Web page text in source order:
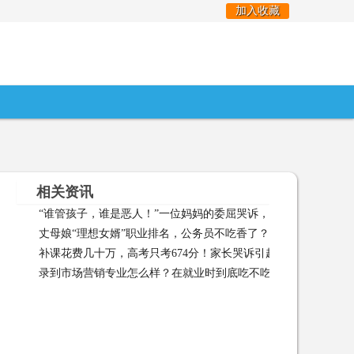
加入收藏
相关资讯
“谁管孩子，谁是恶人！”一位妈妈的委屈哭诉，背后的真相扎心
2024-02-02 03:23:30
丈母娘“理想女婿”职业排名，公务员不吃香了？榜首变香饽饽
12:21:20
补课花费几十万，高考只考674分！家长哭诉引起网友热议
18:00:09
录到市场营销专业怎么样？在就业时到底吃不吃香？